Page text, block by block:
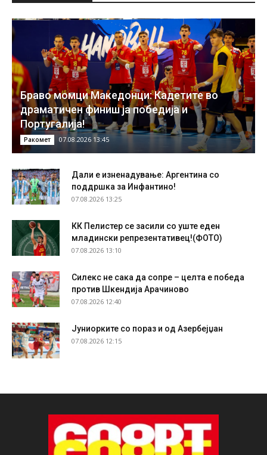
Браво момци Македонци: Кадетите во
драматичен финиш ја победија и
Португалија!
Ракомет 07.08.2026 13:45
Дали е изненадување: Аргентина со
поддршка за Инфантино!
07.08.2026 13:25
КК Пелистер се засили со уште еден
младински репрезентативец!(ФОТО)
07.08.2026 13:10
Силекс не сака да сопре – целта е победа
против Шкендија Арачиново
07.08.2026 12:40
Јуниорките со пораз и од Азербејџан
07.08.2026 12:15